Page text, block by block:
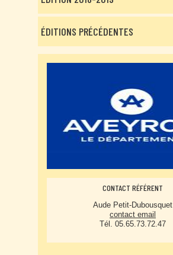
ÉDITIONS PRÉCÉDENTES
CONTACT RÉFÉRENT
Aude Petit-Dubousquet
contact email
Tél. 05.65.73.72.47